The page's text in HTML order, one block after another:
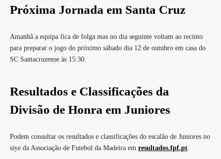
Próxima Jornada em Santa Cruz
Amanhã a equipa fica de folga mas no dia seguinte voltam ao recinto
para preparar o jogo do próximo sábado dia 12 de outubro em casa do
SC Santacruzense às 15:30.
Resultados e Classificações da
Divisão de Honra em Juniores
Podem consultar os resultados e classificações do escalão de Juniores no
siye da Associação de Futebol da Madeira em resultados.fpf.pt.